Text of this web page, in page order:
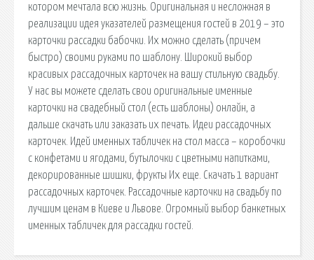
котором мечтала всю жизнь. Оригинальная и несложная в
реализации идея указателей размещения гостей в 2019 – это
карточки рассадки бабочки. Их можно сделать (причем
быстро) своими руками по шаблону. Широкий выбор
красивых рассадочных карточек на вашу стильную свадьбу.
У нас вы можете сделать свои оригинальные именные
карточки на свадебный стол (есть шаблоны) онлайн, а
дальше скачать или заказать их печать. Идеи рассадочных
карточек. Идей именных табличек на стол масса – коробочки
с конфетами и ягодами, бутылочки с цветными напитками,
декорированные шишки, фрукты Их еще. Скачать 1 вариант
рассадочных карточек. Рассадочные карточки на свадьбу по
лучшим ценам в Киеве и Львове. Огромный выбор банкетных
именных табличек для рассадки гостей.